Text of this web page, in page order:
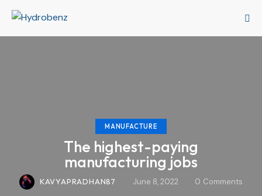
MANUFACTURE
The highest-paying
manufacturing jobs
KAVYAPRADHAN87 June 8, 2022 0 Comments